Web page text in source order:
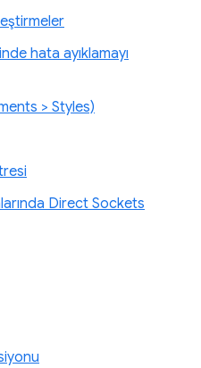
hata ayıklamayı
> Styles)
Direct Sockets